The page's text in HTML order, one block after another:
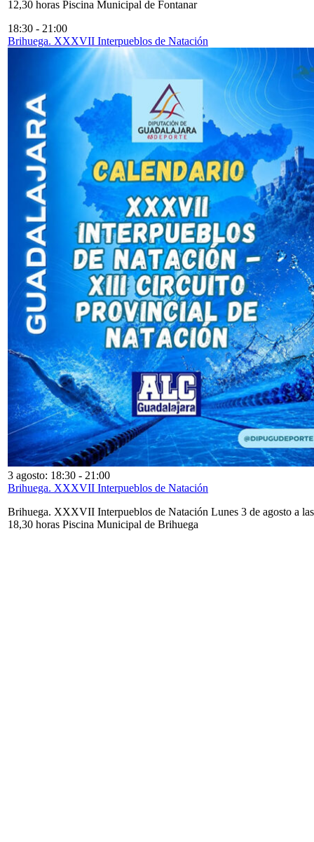
12,30 horas Piscina Municipal de Fontanar
18:30 - 21:00
Brihuega. XXXVII Interpueblos de Natación
3 agosto: 18:30 - 21:00
Brihuega. XXXVII Interpueblos de Natación
Brihuega. XXXVII Interpueblos de Natación Lunes 3 de agosto a las
18,30 horas Piscina Municipal de Brihuega